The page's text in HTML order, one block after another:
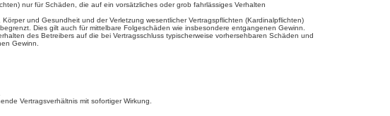
nur für Schäden, die auf ein vorsätzliches oder grob fahrlässiges Verhalten
und Gesundheit und der Verletzung wesentlicher Vertragspflichten (Kardinalpflichten)
Dies gilt auch für mittelbare Folgeschäden wie insbesondere entgangenen Gewinn.
des Betreibers auf die bei Vertragsschluss typischerweise vorhersehbaren Schäden und
Gewinn.
Vertragsverhältnis mit sofortiger Wirkung.